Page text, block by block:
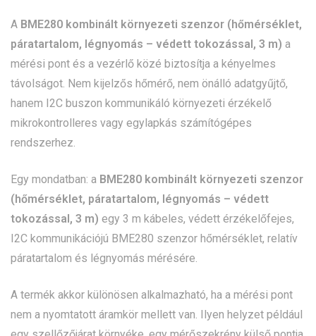
A BME280 kombinált környezeti szenzor (hőmérséklet,
páratartalom, légnyomás – védett tokozással, 3 m) a
mérési pont és a vezérlő közé biztosítja a kényelmes
távolságot. Nem kijelzős hőmérő, nem önálló adatgyűjtő,
hanem I2C buszon kommunikáló környezeti érzékelő
mikrokontrolleres vagy egylapkás számítógépes
rendszerhez.
Egy mondatban: a BME280 kombinált környezeti szenzor
(hőmérséklet, páratartalom, légnyomás – védett
tokozással, 3 m) egy 3 m kábeles, védett érzékelőfejes,
I2C kommunikációjú BME280 szenzor hőmérséklet, relatív
páratartalom és légnyomás mérésére.
A termék akkor különösen alkalmazható, ha a mérési pont
nem a nyomtatott áramkör mellett van. Ilyen helyzet például